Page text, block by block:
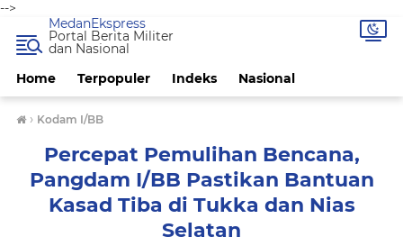
-->
Home Terpopuler Indeks Nasional
MedanEkspress
Portal Berita Militer
dan Nasional
› Kodam I/BB
Percepat Pemulihan Bencana,
Pangdam I/BB Pastikan Bantuan
Kasad Tiba di Tukka dan Nias
Selatan